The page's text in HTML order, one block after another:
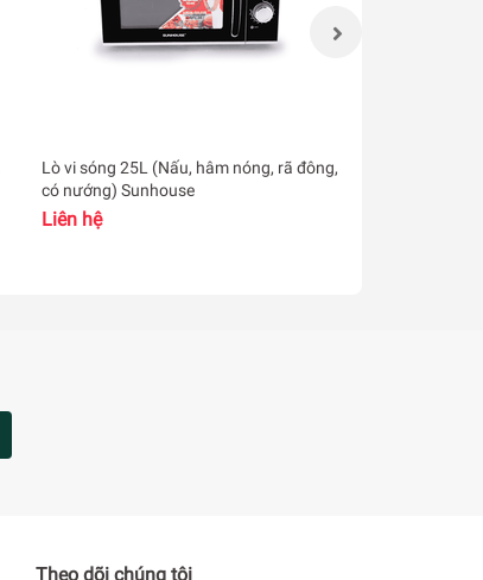
Lò vi sóng 25L (Nấu, hâm nóng, rã đông,
có nướng) Sunhouse
Liên hệ
Theo dõi chúng tôi